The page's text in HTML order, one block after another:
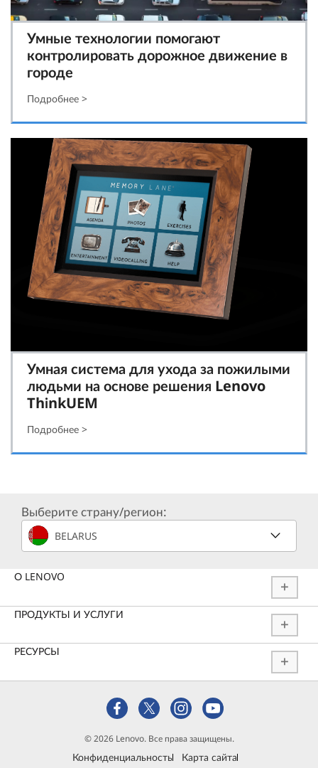
Умные технологии помогают
контролировать дорожное движение в
городе
Подробнее >
Умная система для ухода за пожилыми
людьми на основе решения Lenovo
ThinkUEM
Подробнее >
Выберите страну/регион:
BELARUS
О LENOVO
ПРОДУКТЫ И УСЛУГИ
РЕСУРСЫ
© 2026 Lenovo. Все права защищены.
Конфиденциальность Карта сайта